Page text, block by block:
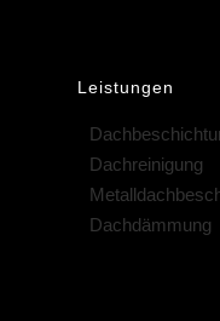
Leistungen
Dachreinigung
Dachdämmung